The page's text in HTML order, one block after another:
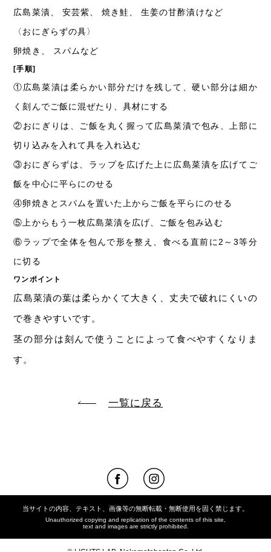
広島菜漬、 安芸紫、 焼き鮭、 生姜の甘酢漬けなど
〈おにぎらずの具〉
卵焼き、 スパムなど
[手順]
①広島菜漬は柔らかい部分だけを残して、硬い部分は細か
く刻んでご飯に混ぜたり、具材にする
②おにぎりは、ご飯を丸く握って広島菜漬で包み、上部に
切り込みを入れて具を入れ込む
③おにぎらずは、ラップを広げた上に広島菜漬を広げてご
飯を中心に平らにのせる
④卵焼きとスパムを置いた上からご飯を平らにのせる
⑤ 上からもう一枚広島菜漬を広げ、ご飯を包み込む
⑥ラップで全体を包んで形を整え、食べる直前に2～3等分
に切る
ワンポイント
広島菜漬の葉は柔らかくて大きく、丈夫で破れにくいの
で巻きやすいです。
茎の部分は刻んで使うことによって食べやすくなりま
す。
一覧に戻る
当サイトの内容、テキスト、画像等の無断転載・無断使用を固く禁じます。
Unauthorized copying and replication of the contents of this site,
text and images are strictly prohibited.